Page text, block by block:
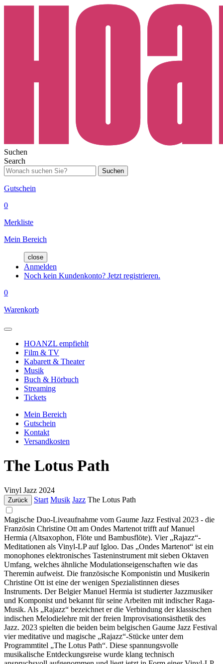
Suchen
Search
Suchen
Gutschein
0
Merkliste
Mein Bereich
close
Anmelden
Noch kein Kundenkonto? Jetzt registrieren.
0
Warenkorb
HOANZL empfiehlt
Film & TV
Kabarett & Theater
Musik
Buch & Hörbuch
Streaming
Tickets
Mein Bereich
Gutschein
Kontakt
Versandkosten
The Lotus Path
Vinyl Jazz 2024
Zurück Start Musik Jazz The Lotus Path
Magische Duo-Liveaufnahme vom Gaume Jazz Festival 2023 - die
Französin Christine Ott am Ondes Martenot trifft auf Manuel
Hermia (Altsaxophon, Flöte und Bambusflöte). Vier „Rajazz“-
Meditationen als Vinyl-LP auf Igloo. Das „Ondes Martenot“ ist ein
monophones elektronisches Tasteninstrument mit sieben Oktaven
Umfang, welches ähnliche Modulationseigenschaften wie das
Theremin aufweist. Die französische Komponistin und Musikerin
Christine Ott ist eine der wenigen Spezialistinnen dieses
Instruments. Der Belgier Manuel Hermia ist studierter Jazzmusiker
und Komponist und bekannt für seine Arbeiten mit indischer Raga-
Musik. Als „Rajazz“ bezeichnet er die Verbindung der klassischen
indischen Melodielehre mit der freien Improvisationsästhetik des
Jazz. 2023 spielten die beiden beim belgischen Gaume Jazz Festival
vier meditative und magische „Rajazz“-Stücke unter dem
Programmtitel „The Lotus Path“. Diese spannungsvolle
musikalische Entdeckungsreise wurde klang technisch